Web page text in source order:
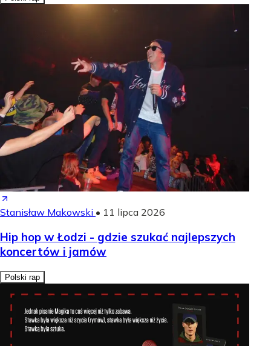
Stanisław Makowski • 11 lipca 2026
Hip hop w Łodzi - gdzie szukać najlepszych
koncertów i jamów
Polski rap